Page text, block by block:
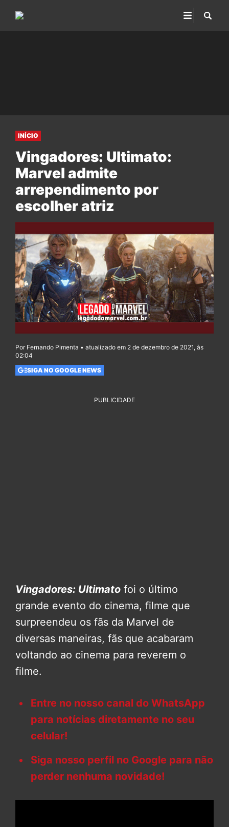
INÍCIO
Vingadores: Ultimato:
Marvel admite
arrependimento por
escolher atriz
Por Fernando Pimenta • atualizado em 2 de dezembro de 2021, às
02:04
SIGA NO GOOGLE NEWS
PUBLICIDADE
Vingadores: Ultimato foi o último
grande evento do cinema, filme que
surpreendeu os fãs da Marvel de
diversas maneiras, fãs que acabaram
voltando ao cinema para reverem o
filme.
Entre no nosso canal do WhatsApp
para notícias diretamente no seu
celular!
Siga nosso perfil no Google para não
perder nenhuma novidade!